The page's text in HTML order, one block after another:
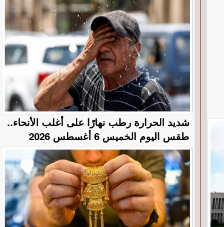
​شديد الحرارة رطب نهارًا على أغلب الأنحاء..
طقس اليوم الخميس 6 أغسطس 2026